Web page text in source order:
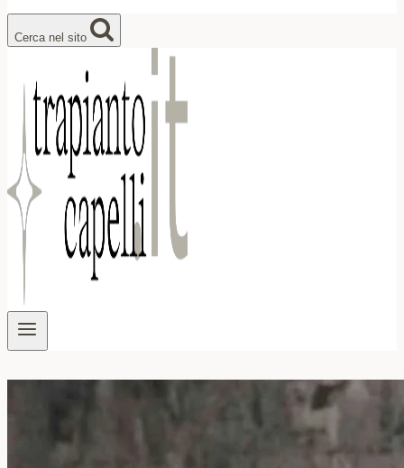
Cerca nel sito